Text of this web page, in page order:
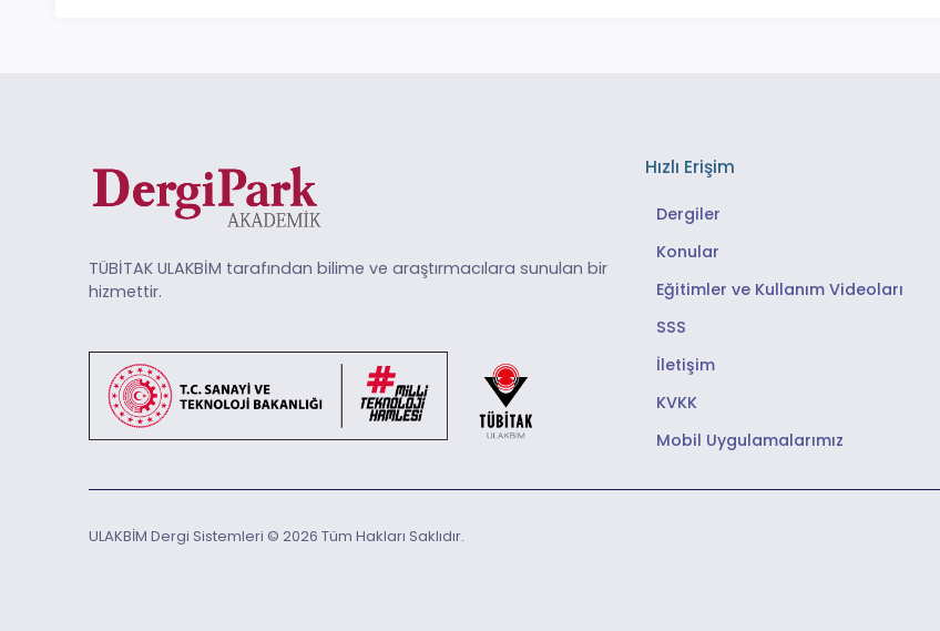
TÜBİTAK ULAKBİM tarafından bilime ve araştırmacılara sunulan bir
hizmettir.
Hızlı Erişim
Dergiler
Konular
Eğitimler ve Kullanım Videoları
SSS
İletişim
KVKK
Mobil Uygulamalarımız
ULAKBİM Dergi Sistemleri © 2026 Tüm Hakları Saklıdır.